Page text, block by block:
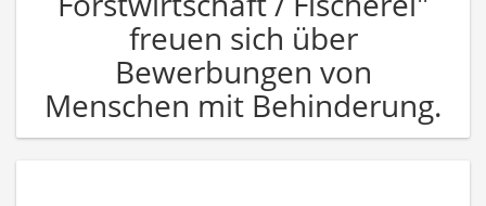
freuen sich über
Bewerbungen von
Menschen mit Behinderung.